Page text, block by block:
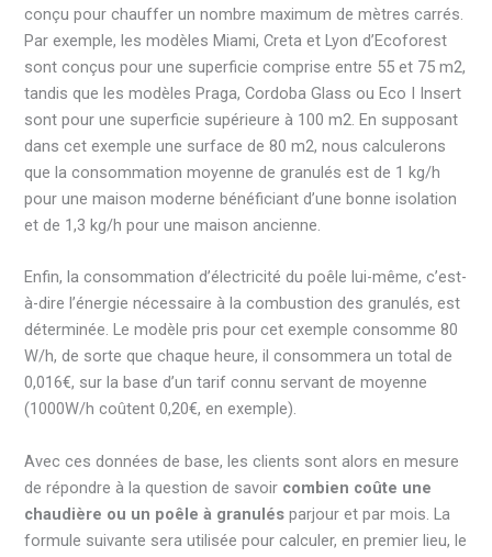
conçu pour chauffer un nombre maximum de mètres carrés.
Par exemple, les modèles Miami, Creta et Lyon d’Ecoforest
sont conçus pour une superficie comprise entre 55 et 75 m2,
tandis que les modèles Praga, Cordoba Glass ou Eco I Insert
sont pour une superficie supérieure à 100 m2. En supposant
dans cet exemple une surface de 80 m2, nous calculerons
que la consommation moyenne de granulés est de 1 kg/h
pour une maison moderne bénéficiant d’une bonne isolation
et de 1,3 kg/h pour une maison ancienne.
Enfin, la consommation d’électricité du poêle lui-même, c’est-
à-dire l’énergie nécessaire à la combustion des granulés, est
déterminée. Le modèle pris pour cet exemple consomme 80
W/h, de sorte que chaque heure, il consommera un total de
0,016€, sur la base d’un tarif connu servant de moyenne
(1000W/h coûtent 0,20€, en exemple).
Avec ces données de base, les clients sont alors en mesure
de répondre à la question de savoir combien coûte une
chaudière ou un poêle à granulésparjour et par mois. La
formule suivante sera utilisée pour calculer, en premier lieu, le